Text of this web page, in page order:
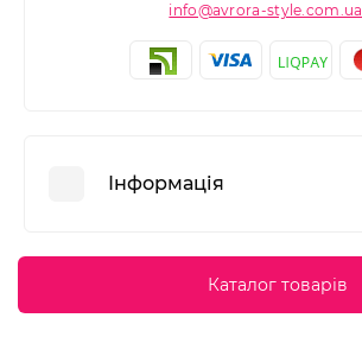
info@avrora-style.com.ua
Інформація
Угода користувачаКаталог товарів